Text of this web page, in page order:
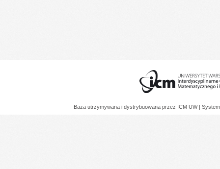
Baza utrzymywana i dystrybuowana przez ICM UW |